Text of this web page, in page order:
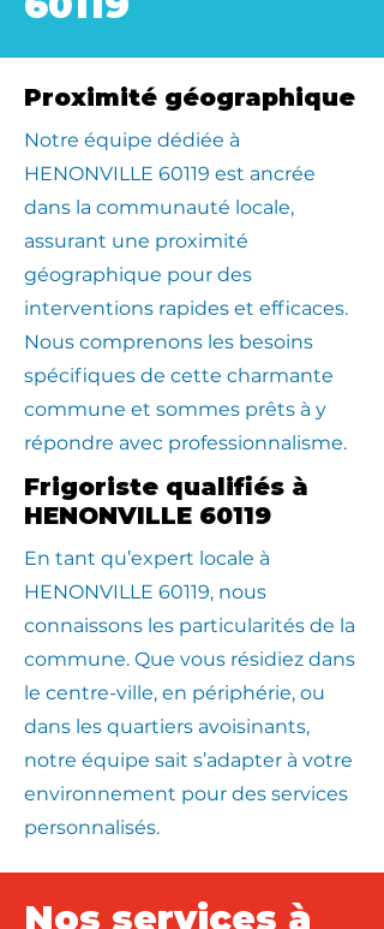
Proximité géographique
​Notre équipe dédiée à
HENONVILLE 60119 est ancrée
dans la communauté locale,
assurant une proximité
géographique pour des
interventions rapides et efficaces.
Nous comprenons les besoins
spécifiques de cette charmante
commune et sommes prêts à y
répondre avec professionnalisme.
Frigoriste qualifiés à
HENONVILLE 60119
En tant qu’expert locale à
HENONVILLE 60119, nous
connaissons les particularités de la
commune. Que vous résidiez dans
le centre-ville, en périphérie, ou
dans les quartiers avoisinants,
notre équipe sait s’adapter à votre
environnement pour des services
personnalisés.
Nos services à